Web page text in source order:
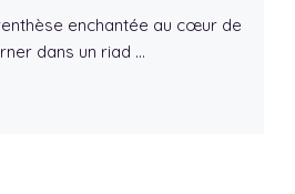
enchantée au cœur de
dans un riad …